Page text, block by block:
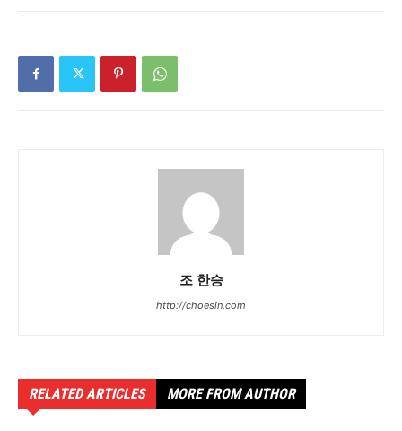
조 한승
http://choesin.com
RELATED ARTICLES MORE FROM AUTHOR